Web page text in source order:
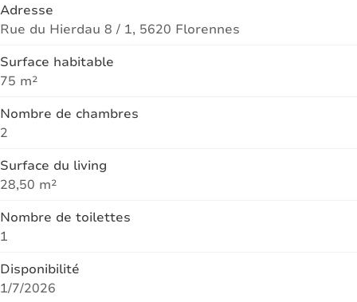
Adresse
Rue du Hierdau 8 / 1, 5620 Florennes
Surface habitable
75 m²
Nombre de chambres
2
Surface du living
28,50 m²
Nombre de toilettes
1
Disponibilité
1/7/2026